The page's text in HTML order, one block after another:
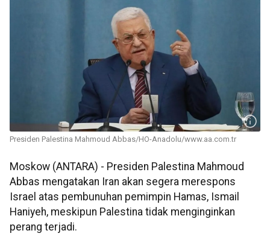
Presiden Palestina Mahmoud Abbas/HO-Anadolu/www.aa.com.tr
Moskow (ANTARA) - Presiden Palestina Mahmoud
Abbas mengatakan Iran akan segera merespons
Israel atas pembunuhan pemimpin Hamas, Ismail
Haniyeh, meskipun Palestina tidak menginginkan
perang terjadi.